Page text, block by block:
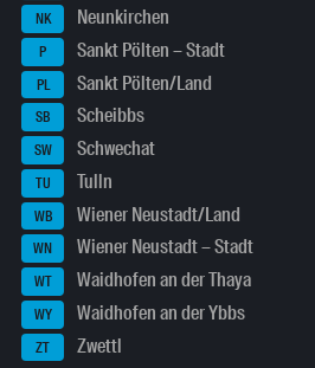
NK Neunkirchen
P Sankt Pölten – Stadt
PL Sankt Pölten/Land
SB Scheibbs
SW Schwechat
TU Tulln
WB Wiener Neustadt/Land
WN Wiener Neustadt – Stadt
WT Waidhofen an der Thaya
WY Waidhofen an der Ybbs
ZT Zwettl